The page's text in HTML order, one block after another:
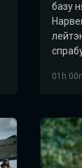
базу
01h